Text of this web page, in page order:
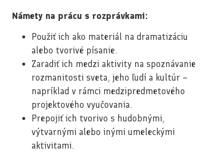
Námety na prácu s rozprávkami:
Použiť ich ako materiál na dramatizáciu
alebo tvorivé písanie.
Zaradiť ich medzi aktivity na spoznávanie
rozmanitosti sveta, jeho ľudí a kultúr –
napríklad v rámci medzipredmetového
projektového vyučovania.
Prepojiť ich tvorivo s hudobnými,
výtvarnými alebo inými umeleckými
aktivitami.